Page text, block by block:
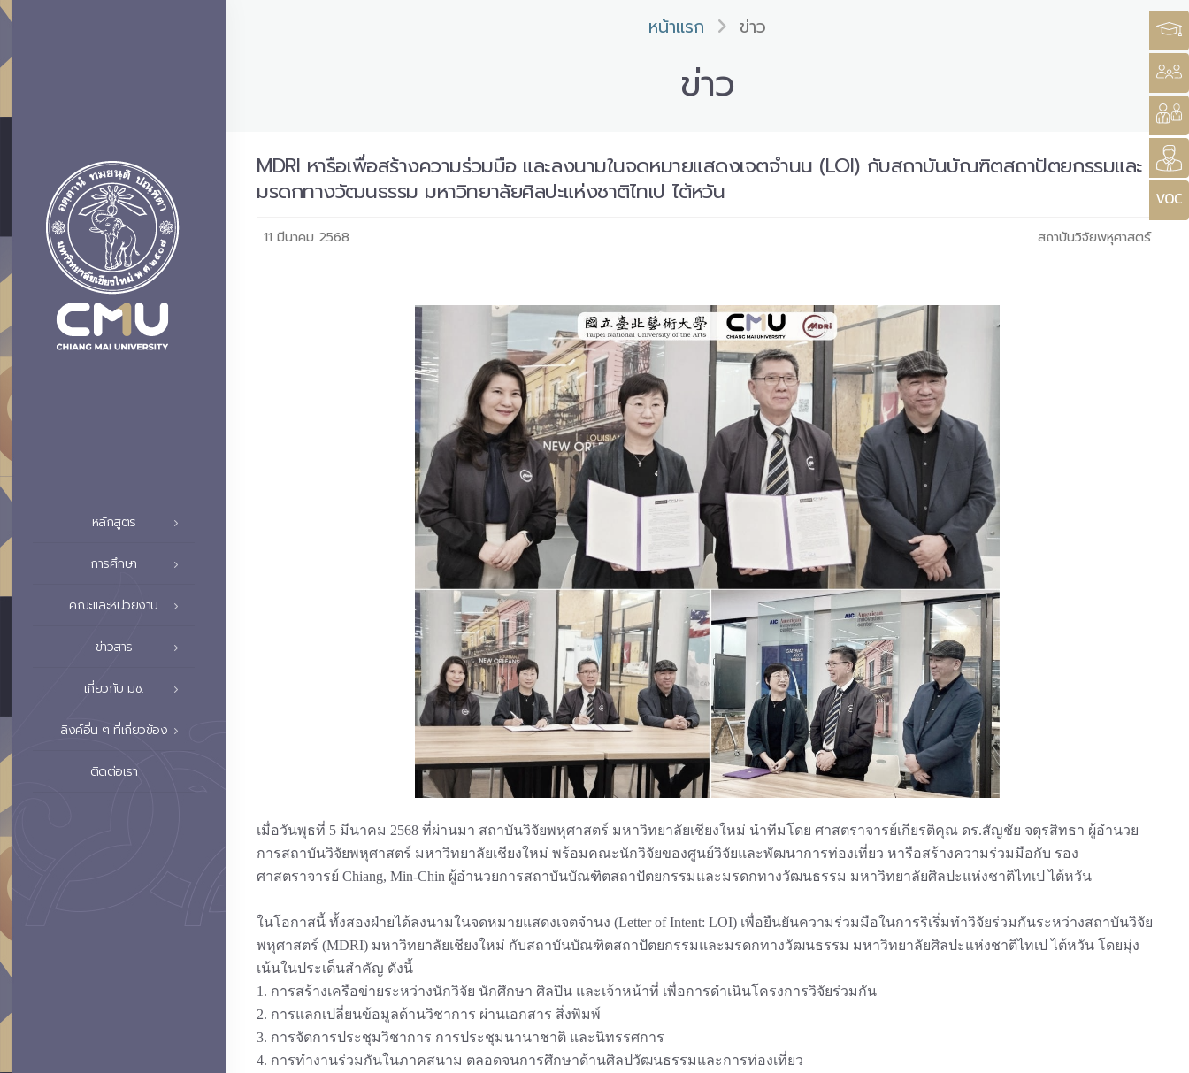
หลักสูตร
การศึกษา
คณะและหน่วยงาน
ข่าวสาร
เกี่ยวกับ มช.
ลิงค์อื่น ๆ ที่เกี่ยวข้อง
ติดต่อเรา
หน้าแรก ข่าว
ข่าว
MDRI หารือเพื่อสร้างความร่วมมือ และลงนามในจดหมายแสดงเจตจำนน (LOI) กับสถาบันบัณฑิตสถาปัตยกรรมและ
มรดกทางวัฒนธรรม มหาวิทยาลัยศิลปะแห่งชาติไทเป ไต้หวัน
11 มีนาคม 2568 สถาบันวิจัยพหุศาสตร์
เมื่อวันพุธที่ 5 มีนาคม 2568 ที่ผ่านมา สถาบันวิจัยพหุศาสตร์ มหาวิทยาลัยเชียงใหม่ นำทีมโดย ศาสตราจารย์เกียรติคุณ ดร.สัญชัย จตุรสิทธา ผู้อำนวย
การสถาบันวิจัยพหุศาสตร์ มหาวิทยาลัยเชียงใหม่ พร้อมคณะนักวิจัยของศูนย์วิจัยและพัฒนาการท่องเที่ยว หารือสร้างความร่วมมือกับ รอง
ศาสตราจารย์ Chiang, Min-Chin ผู้อำนวยการสถาบันบัณฑิตสถาปัตยกรรมและมรดกทางวัฒนธรรม มหาวิทยาลัยศิลปะแห่งชาติไทเป ไต้หวัน
ในโอกาสนี้ ทั้งสองฝ่ายได้ลงนามในจดหมายแสดงเจตจำนง (Letter of Intent: LOI) เพื่อยืนยันความร่วมมือในการริเริ่มทำวิจัยร่วมกันระหว่างสถาบันวิจัย
พหุศาสตร์ (MDRI) มหาวิทยาลัยเชียงใหม่ กับสถาบันบัณฑิตสถาปัตยกรรมและมรดกทางวัฒนธรรม มหาวิทยาลัยศิลปะแห่งชาติไทเป ไต้หวัน โดยมุ่ง
เน้นในประเด็นสำคัญ ดังนี้
1. การสร้างเครือข่ายระหว่างนักวิจัย นักศึกษา ศิลปิน และเจ้าหน้าที่ เพื่อการดำเนินโครงการวิจัยร่วมกัน
2. การแลกเปลี่ยนข้อมูลด้านวิชาการ ผ่านเอกสาร สิ่งพิมพ์
3. การจัดการประชุมวิชาการ การประชุมนานาชาติ และนิทรรศการ
4. การทำงานร่วมกันในภาคสนาม ตลอดจนการศึกษาด้านศิลปวัฒนธรรมและการท่องเที่ยว